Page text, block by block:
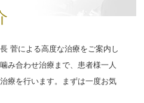
菅による高度な治療をご案内し
み合わせ治療まで、患者様一人
療を行います。まずは一度お気